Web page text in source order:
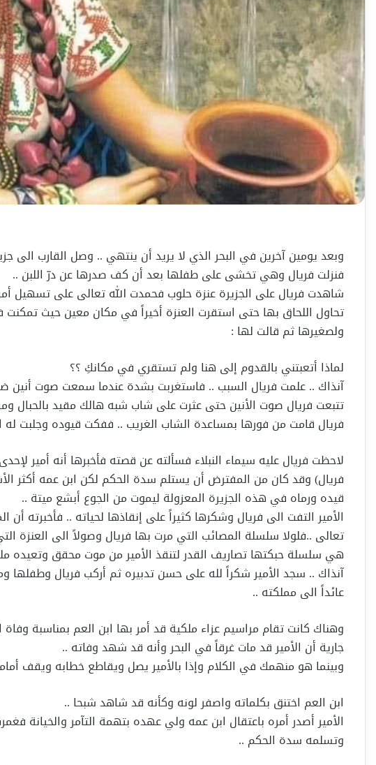
وبعد يومين آخرين في البحر الذي لا يريد أن ينتهي .. وصل القارب الى
فنزلت فريال وهي تخشى على طفلها بعد أن كف صدرها عن درّ اللبن ..
شاهدت فريال على الجزيرة عنزة حلوب فحمدت الله تعالى على تسهيل
تحاول اللحاق بها حتى استقرت العنزة أخيراً في مكان معين حيث تمكنت
ولصغيرها ثم قالت لها :
لماذا أتعبتني بالقدوم إلى هنا ولم تستقري في مكانكِ ؟؟
آنذاك .. علمت فريال السبب .. فاستغربت بشدة عندما سمعت صوت
تتبعت فريال صوت الأنين حتى عثرت على شاب شبه هالك مقيد بالحبال
فريال قامت من فورها بمساعدة الشاب الغريب .. ففكت قيوده وجلبت
لاحظت فريال عليه سيماء النبلاء فسألته عن قصته فأخبرها أنه أمير
فريال) وقد كان من المفترض أن يستلم سدة الحكم لكن ابن عمه أكثر
قيده ورماه في هذه الجزيرة المعزولة ليموت من الجوع أبشع ميتة ..
الأمير التفت الى فريال وشكرها كثيراً على إنقاذها لحياته .. فأخبرته
تعالى ..فلولا سلسلة المصائب التي مرت بها فريال وصولاً الى العنزة
هي سلسلة حبكتها تصاريف القدر لتنقذ الأمير من موت محقق وتعيده
آنذاك .. سجد الأمير شكراً لله على حسن تدبيره ثم أركب فريال وطفلها
عائداً الى مملكته ..
وهناك كانت تقام مراسيم عزاء ملكية قد أمر بها ابن العم بمناسبة
جارية أن الأمير قد مات غرقاً في البحر وأنه قد شهد وفاته ..
وبينما هو منهمك في الكلام وإذا بالأمير يصل ويقاطع خطابه ويقف
ابن العم اختنق بكلماته واصفر لونه وكأنه قد شاهد شبحا ..
الأمير أصدر أمره باعتقال ابن عمه ولي عهده بتهمة التآمر والخيانة
وتسلمه سدة الحكم ..